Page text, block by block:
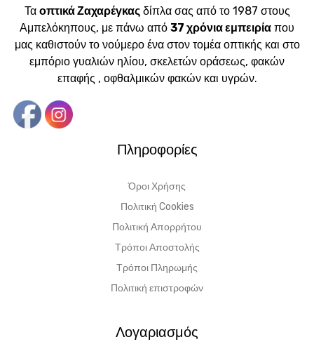
Τα οπτικά Ζαχαρέγκαςδίπλα σας από το 1987 στους
Αμπελόκηπους, με πάνω από 37 χρόνια εμπειρία που
μας καθιστούν το νούμερο ένα στον τομέα οπτικής και στο
εμπόριο γυαλιών ηλίου, σκελετών οράσεως, φακών
επαφής , οφθαλμικών φακών και υγρών.
Πληροφορίες
Όροι Χρήσης
Πολιτική Cookies
Πολιτική Απορρήτου
Τρόποι Αποστολής
Τρόποι Πληρωμής
Πολιτική επιστροφών
Λογαριασμός